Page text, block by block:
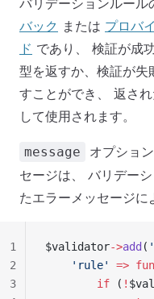
バリデーションルール
バック または プロバ
ド であり、 検証が成
型を返すか、検証が失
すことができ、 返さ
して使用されます。
message
オプショ
セージは、 バリデー
たエラーメッセージ
$validator->add (
    'rule'
=>
        if
( !
1
2
3